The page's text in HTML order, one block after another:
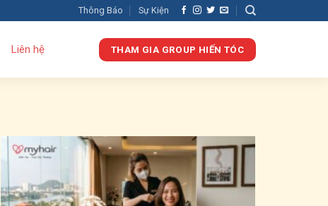
Thông Báo Sự Kiện
Liên hệ THAM GIA GROUP HIẾN TÓC